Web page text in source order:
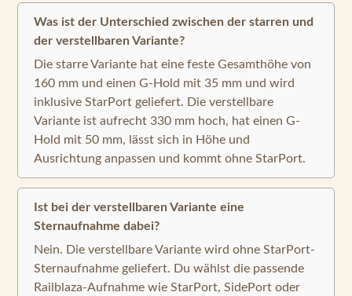
Was ist der Unterschied zwischen der starren und
der verstellbaren Variante?
Die starre Variante hat eine feste Gesamthöhe von
160 mm und einen G-Hold mit 35 mm und wird
inklusive StarPort geliefert. Die verstellbare
Variante ist aufrecht 330 mm hoch, hat einen G-
Hold mit 50 mm, lässt sich in Höhe und
Ausrichtung anpassen und kommt ohne StarPort.
Ist bei der verstellbaren Variante eine
Sternaufnahme dabei?
Nein. Die verstellbare Variante wird ohne StarPort-
Sternaufnahme geliefert. Du wählst die passende
Railblaza-Aufnahme wie StarPort, SidePort oder